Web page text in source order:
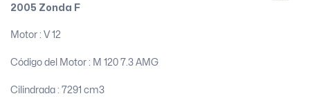
2005 Zonda F
Motor : V 12
Código del Motor : M 120 7.3 AMG
Cilindrada : 7291 cm3